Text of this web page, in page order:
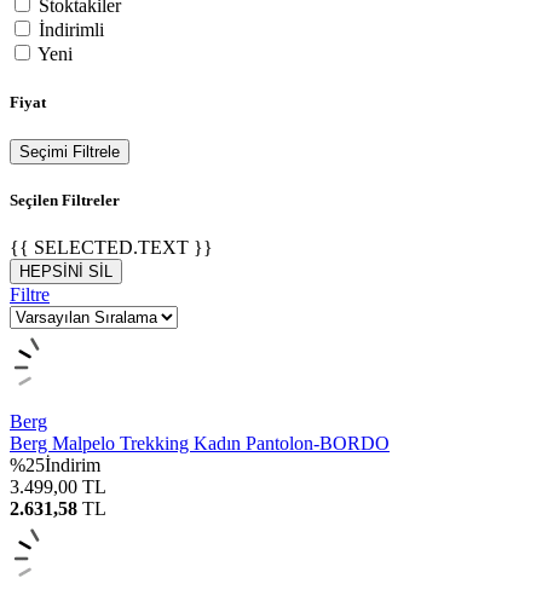
Stoktakiler
İndirimli
Yeni
Fiyat
Seçimi Filtrele
Seçilen Filtreler
{{ SELECTED.TEXT }}
HEPSİNİ SİL
Filtre
Berg
Berg Malpelo Trekking Kadın Pantolon-BORDO
%25İndirim
3.499,00 TL
2.631,58 TL